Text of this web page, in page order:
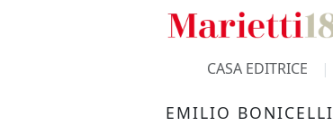
CASA EDITRICE
EMILIO BONICELLI